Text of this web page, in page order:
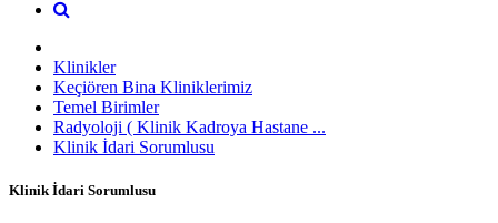
Klinikler
Keçiören Bina Kliniklerimiz
Temel Birimler
Radyoloji ( Klinik Kadroya Hastane ...
Klinik İdari Sorumlusu
Klinik İdari Sorumlusu